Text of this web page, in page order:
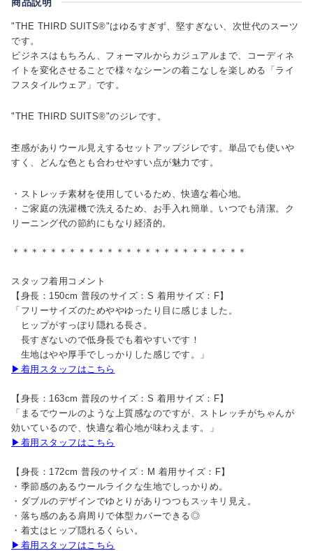
"THE THIRD SUITS®"はゆるすぎず、堅すぎない、次世代のスーツ
です。
ビジネスはもちろん、フォーマルからカジュアルまで、コーディネ
イトを変化させることで様々なシーンの着こなしを楽しめる「ライ
フスタイルウェア」です。
"THE THIRD SUITS®"のジレです。
杢感がありウール見えするセットアップジレです。単品でも使いや
すく、どんな色とも合わせやすい点が魅力です。
・ストレッチ素材を使用しているため、快適な着心地。
・ご家庭の洗濯機で洗えるため、お手入れ簡単。いつでも清潔。ク
リーニング代の節約にもなり経済的。
＊＊＊＊＊＊＊＊＊＊＊＊＊＊＊＊＊＊＊＊＊＊＊＊＊
スタッフ着用コメント
【身長：150cm 普段のサイズ：S 着用サイズ：F】
「フリーサイズのためややゆったり目に感じました。
ヒップがすっぽり隠れる長さ。
長すぎないので低身長でも着やすいです！
生地はやや厚手でしっかりした感じです。」
▶着用スタッフはこちら
【身長：163cm 普段のサイズ：S 着用サイズ：F】
「まるでウールのような上質感なのですが、ストレッチがちゃんが
効いているので、快適な着心地が味わえます。」
▶着用スタッフはこちら
【身長：172cm 普段のサイズ：M 着用サイズ：F】
・季節感のあるウールライクな生地でしっかりめ。
・ダブルのデザインでゆとりがありつつもスッキリ見え。
・落ち感のある肩周りで体型カバーできる◎
・着丈はヒップ隠れるくらい。
▶着用スタッフはこちら